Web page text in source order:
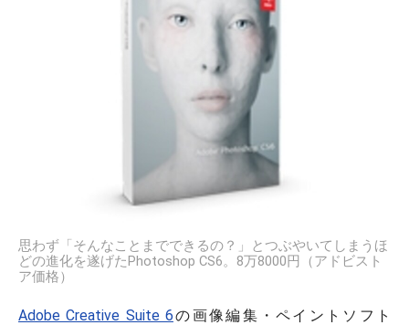
思わず「そんなことまでできるの？」とつぶやいてしまうほ
どの進化を遂げたPhotoshop CS6。8万8000円（アドビスト
ア価格）
Adobe Creative Suite 6の画像編集・ペイントソフト